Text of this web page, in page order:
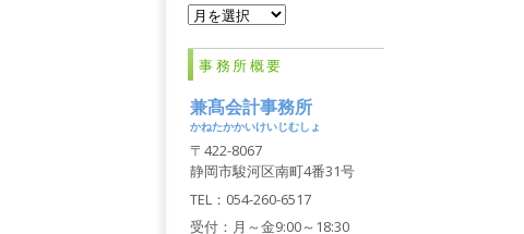
ア
カ
イ
ブ
事務所概要
兼髙会計事務所
かねたかかいけいじむしょ
〒422-8067
静岡市駿河区南町4番31号
TEL：054-260-6517
受付：月～金9:00～18:30